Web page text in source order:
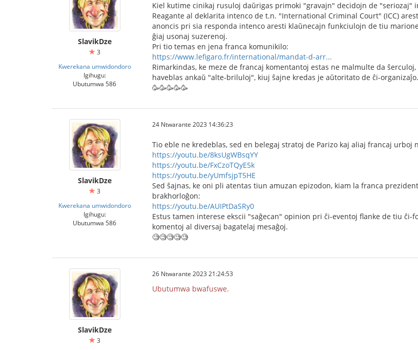
SlavikDze
3
Kwerekana umwidondoro
Igihugu:
Ubutumwa 586
Kiel kutime cinikaj rusuloj daŭrigas primoki "gravajn" decidojn de "seriozaj"
Reagante al deklarita intenco de t.n. "International Criminal Court" (ICC)
anoncis pri sia responda intenco aresti klaŭnecajn funkciulojn de tiu
ĝiaj usonaj suzerenoj.
Pri tio temas en jena franca komunikilo:
https://www.lefigaro.fr/international/mandat-d-arr...
Rimarkindas, ke meze de francaj komentantoj estas ne malmulte da
haveblas ankaŭ "alte-briluloj", kiuj ŝajne kredas je aŭtoritato de ĉi-organizaĵo.
🥳🥳🥳🥳🥳
SlavikDze
3
Kwerekana umwidondoro
Igihugu:
Ubutumwa 586
24 Ntwarante 2023 14:36:23
Tio eble ne kredeblas, sed en belegaj stratoj de Parizo kaj aliaj francaj urboj
https://youtu.be/8ksUgWBsqYY
https://youtu.be/FxCzoTQyE5k
https://youtu.be/yUmfsjpT5HE
Sed ŝajnas, ke oni pli atentas tiun amuzan epizodon, kiam la franca
brakhorloĝon:
https://youtu.be/AUIPtDaSRy0
Estus tamen interese ekscii "saĝecan" opinion pri ĉi-eventoj flanke de tiu
komentoj al diversaj bagatelaj mesaĝoj.
🧐🧐🧐🧐🧐
SlavikDze
3
26 Ntwarante 2023 21:24:53
Ubutumwa bwafuswe.